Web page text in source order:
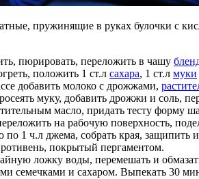
пружинящие в руках булочки с
пюрировать, переложить в чашу
положить 1 ст.л сахара, 1 ст.л муки
добавить молоко с дрожжами,
муку, добавить дрожжи и соль,
масло, придать тесту форму
на рабочую поверхность,
1 ч.л джема, собрать края, защипить
покрытый пергаментом.
ложку воды, перемешать и
семечками и сахаром. Выпекать 30